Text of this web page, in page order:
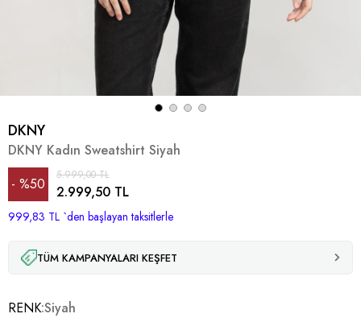
DKNY
DKNY Kadın Sweatshirt Siyah
%50
İndirim
5.999,00 TL
2.999,50 TL
999,83 TL `den başlayan taksitlerle
TÜM KAMPANYALARI KEŞFET
RENKSiyah